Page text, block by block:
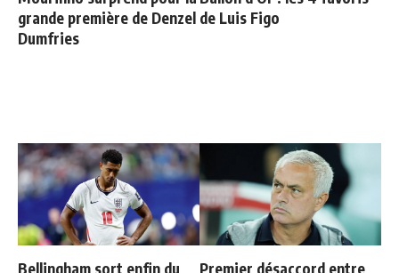
grande première de Denzel
Dumfries
de Luis Figo
Bellingham sort enfin du Premier désaccord entre